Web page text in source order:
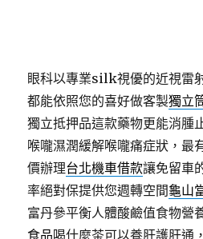
眼科以專業silk視優的近視雷
都能依照您的喜好做客製獨立
獨立抵押品這款藥物更能消腫
喉嚨濕潤緩解喉嚨痛症狀，最
價辦理台北機車借款讓免留車
率絕對保提供您週轉空間龜山
富丹參平衡人體酸鹼值食物營
食品喝什麼茶可以養肝護肝通